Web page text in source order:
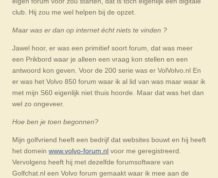
club. Hij zou me wel helpen bij de opzet.
Maar was er dan op internet écht niets te vinden ?
Jawel hoor, er was een primitief soort forum, dat was meer
een Prikbord waar je alleen een vraag kon stellen en een
antwoord kon geven. Voor de 200 serie was er VolVolvo.nl En
er was het Volvo 850 forum waar ik al lid van was maar waar ik
met mijn S60 eigenlijk niet thuis hoorde. Maar dat was het dan
wel zo ongeveer.
Hoe ben je toen begonnen?
Mijn golfvriend heeft een bedrijf dat websites bouwt en hij heeft
het domein www.volvo-forum.nl voor me geregistreerd.
Vervolgens heeft hij met dezelfde forumsoftware van
Golfchat.nl een Volvo forum gemaakt waar ik mee aan de